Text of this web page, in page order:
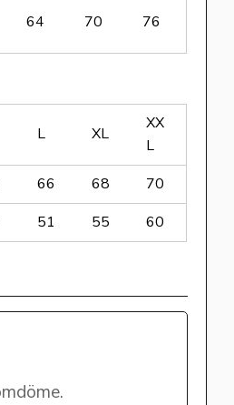
64 70 76
L XL
XX
L
66 68
70
51 55 60